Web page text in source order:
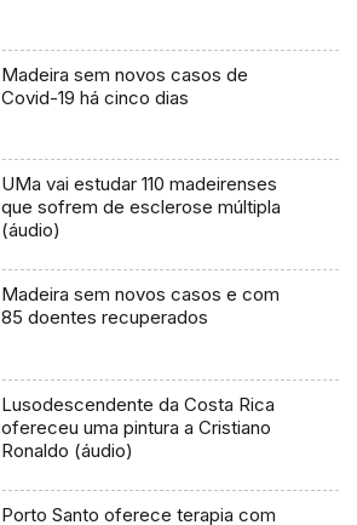
Madeira sem novos casos de
Covid-19 há cinco dias
UMa vai estudar 110 madeirenses
que sofrem de esclerose múltipla
(áudio)
Madeira sem novos casos e com
85 doentes recuperados
Lusodescendente da Costa Rica
ofereceu uma pintura a Cristiano
Ronaldo (áudio)
Porto Santo oferece terapia com